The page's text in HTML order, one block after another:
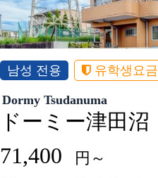
남성 전용 유학생요금
Dormy Tsudanuma
ドーミー津田沼
71,400 円～